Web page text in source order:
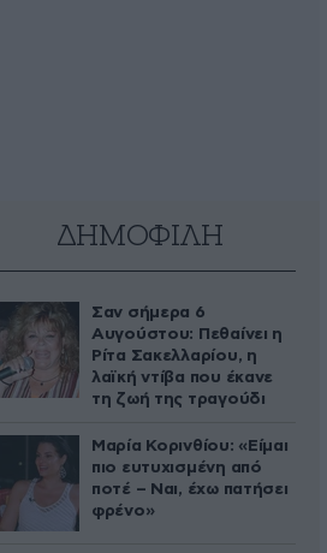
ΔΗΜΟΦΙΛΗ
Σαν σήμερα 6
Αυγούστου: Πεθαίνει η
Ρίτα Σακελλαρίου, η
λαϊκή ντίβα που έκανε
τη ζωή της τραγούδι
Μαρία Κορινθίου: «Είμαι
πιο ευτυχισμένη από
ποτέ – Ναι, έχω πατήσει
φρένο»